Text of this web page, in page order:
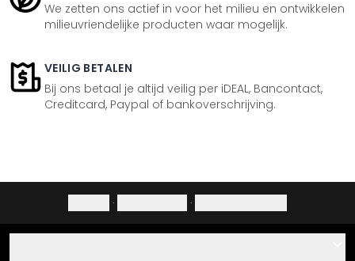
We zetten ons actief in voor het milieu en ontwikkelen
milieuvriendelijke producten waar mogelijk.
VEILIG BETALEN
Bij ons betaal je altijd veilig per iDEAL, Bancontact,
Creditcard, Paypal of bankoverschrijving.
· ·